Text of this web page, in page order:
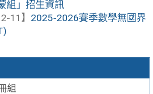
組
組」招生資訊
11】 2025-2026賽季數學無國界